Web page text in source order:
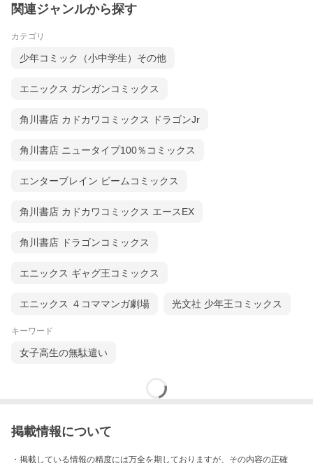
関連ジャンルから探す
カテゴリ
少年コミック（小中学生）その他
エニックス ガンガンコミックス
角川書店 カドカワコミックス ドラゴンJr
角川書店 ニュータイプ100％コミックス
エンターブレイン ビームコミックス
角川書店 カドカワコミックス エースEX
角川書店 ドラゴンコミックス
エニックス ギャグ王コミックス
エニックス ４コママンガ劇場 光文社 少年王コミックス
キーワード
女子高生の無駄遣い
掲載情報について
・掲載している情報の精度には万全を期しておりますが、その内容の正確